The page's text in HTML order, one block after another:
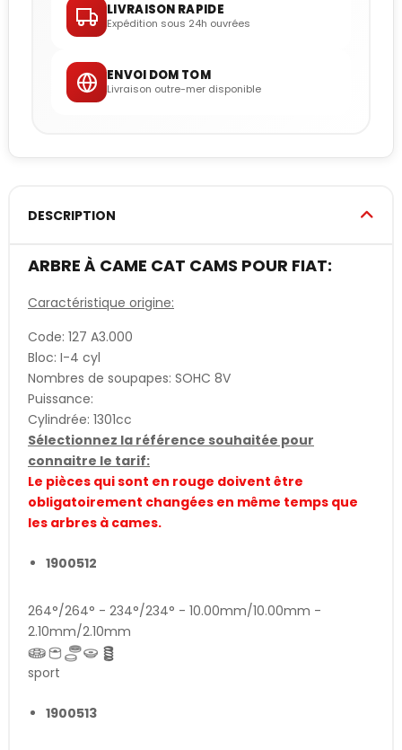
LIVRAISON RAPIDE
Expédition sous 24h ouvrées
ENVOI DOM TOM
Livraison outre-mer disponible
DESCRIPTION
ARBRE À CAME CAT CAMS POUR FIAT:
Caractéristique origine:
Code: 127 A3.000
Bloc: I-4 cyl
Nombres de soupapes: SOHC 8V
Puissance:
Cylindrée: 1301cc
Sélectionnez la référence souhaitée pour
connaitre le tarif:
Le pièces qui sont en rouge doivent être
obligatoirement changées en même temps que
les arbres à cames.
1900512
264°/264° - 234°/234° - 10.00mm/10.00mm -
2.10mm/2.10mm
sport
1900513